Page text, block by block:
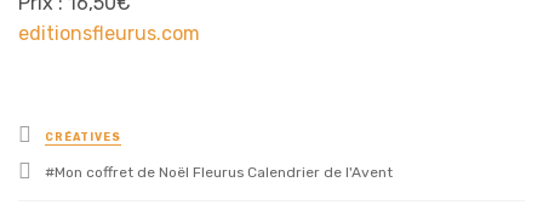
editionsfleurus.com
Posted
in
CRÉATIVES
Tagged
Mon coffret de Noël Fleurus Calendrier de l'Avent